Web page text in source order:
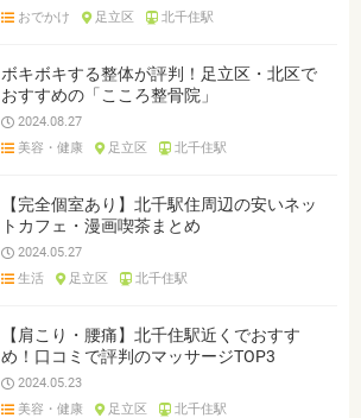
おでかけ
足立区 北千住駅
ボキボキする整体が評判！足立区・北区で
おすすめの「こころ整骨院」
2024.08.27
美容・健康
足立区 北千住駅
【完全個室あり】北千駅住周辺の安いネッ
トカフェ・漫画喫茶まとめ
2024.05.27
生活
足立区 北千住駅
【肩こり・腰痛】北千住駅近くでおすす
め！口コミで評判のマッサージTOP3
2024.05.23
美容・健康
足立区 北千住駅